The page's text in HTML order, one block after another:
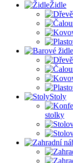
Židle
Stoly
stolky